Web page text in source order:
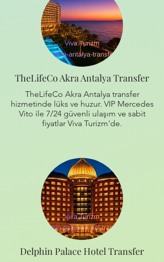
TheLifeCo Akra Antalya Transfer
TheLifeCo Akra Antalya transfer
hizmetinde lüks ve huzur. VIP Mercedes
Vito ile 7/24 güvenli ulaşım ve sabit
fiyatlar Viva Turizm'de.
Delphin Palace Hotel Transfer